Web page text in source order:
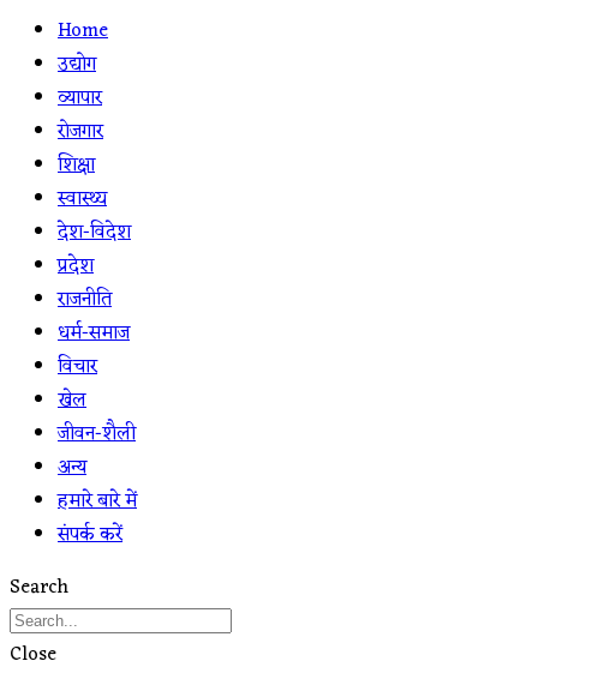
Home
उद्योग
व्यापार
रोजगार
शिक्षा
स्वास्थ्य
देश-विदेश
प्रदेश
राजनीति
धर्म-समाज
विचार
खेल
जीवन-शैली
अन्य
हमारे बारे में
संपर्क करें
Search
Close